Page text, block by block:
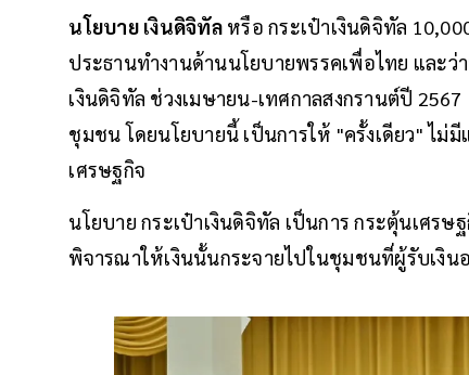
นโยบาย เงินดิจิทัลหรือ กระเป๋าเงินดิจิทัล
ประธานทำงานด้านนโยบายพรรคเพื่อไทย และว่
เงินดิจิทัล ช่วงเมษายน-เทศกาลสงกรานต์ปี
ชุมชน โดยนโยบายนี้ เป็นการให้ "ครั้งเดียว" ไม่
เศรษฐกิจ
นโยบาย กระเป๋าเงินดิจิทัล เป็นการ กระตุ้นเศร
พิจารณาให้เงินนั้นกระจายไปในชุมชนที่ผู้รับเงิ